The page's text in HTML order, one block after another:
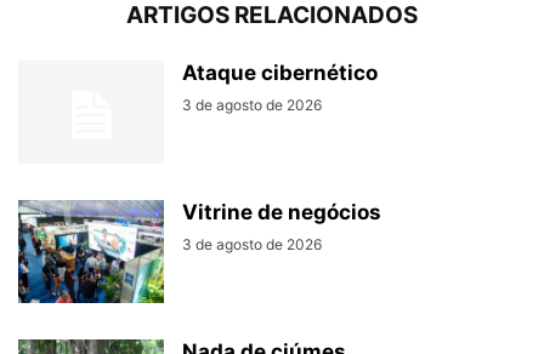
ARTIGOS RELACIONADOS
Ataque cibernético
3 de agosto de 2026
Vitrine de negócios
3 de agosto de 2026